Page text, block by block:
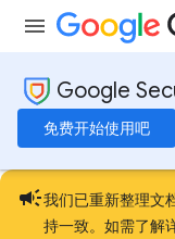
Google
免费开始使用吧
campaign我们已重新整理文
持一致。如需了解